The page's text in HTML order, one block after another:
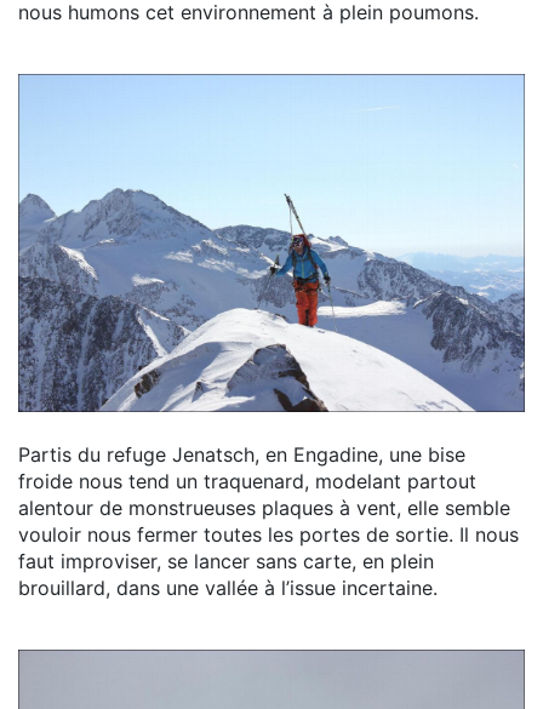
nous humons cet environnement à plein poumons.
Partis du refuge Jenatsch, en Engadine, une bise
froide nous tend un traquenard, modelant partout
alentour de monstrueuses plaques à vent, elle semble
vouloir nous fermer toutes les portes de sortie. Il nous
faut improviser, se lancer sans carte, en plein
brouillard, dans une vallée à l’issue incertaine.